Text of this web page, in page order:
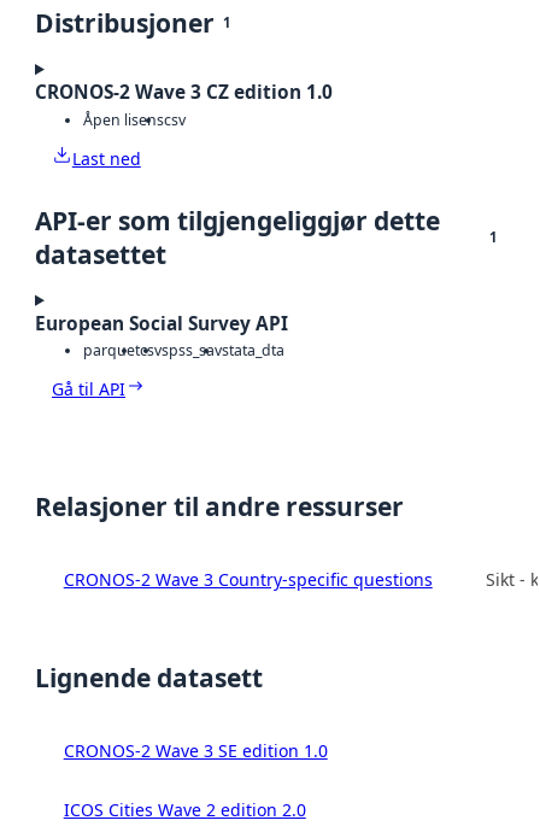
Distribusjoner 1
CRONOS-2 Wave 3 CZ edition 1.0
Åpen lisenscsv
Last ned
API-er som tilgjengeliggjør dette
datasettet
1
European Social Survey API
parquetcsvspss_savstata_dta
Gå til API
Relasjoner til andre ressurser
CRONOS-2 Wave 3 Country-specific questions Sikt -
Lignende datasett
CRONOS-2 Wave 3 SE edition 1.0
ICOS Cities Wave 2 edition 2.0